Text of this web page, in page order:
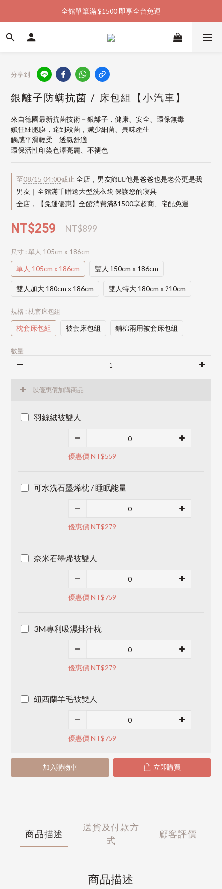
加入會員購物金  馬上領  馬上折
全館單筆滿 $1500 即享全台免運
加入會員購物金  馬上領  馬上折
分享到
銀離子防螨抗菌 / 床包組【小汽車】
來自德國最新抗菌技術－銀離子，健康、安全、環保無毒
鎖住細胞膜，達到殺菌，減少細菌、異味產生
觸感平滑輕柔，透氣舒適
環保活性印染色澤亮麗、不褪色
至08/15 04:00截止 全店，男友節👱‍♂️他是爸爸也是老公更是我
男友｜全館滿千贈送大型洗衣袋 保護您的寢具
全店，【免運優惠】全館消費滿$1500享超商、宅配免運
NT$899
NT$259
尺寸 : 單人 105cm x 186cm
單人 105cm x 186cm 雙人 150cm x 186cm
雙人加大 180cm x 186cm 雙人特大 180cm x 210cm
規格 : 枕套床包組
枕套床包組 被套床包組 鋪棉兩用被套床包組
數量
以優惠價加購商品
羽絲絨被雙人
優惠價 NT$559
可水洗石墨烯枕 / 睡眠能量
優惠價 NT$279
奈米石墨烯被雙人
優惠價 NT$759
3M專利吸濕排汗枕
優惠價 NT$279
紐西蘭羊毛被雙人
優惠價 NT$759
加入購物車 立即購買
商品描述
送貨及付款方
式
顧客評價
商品描述